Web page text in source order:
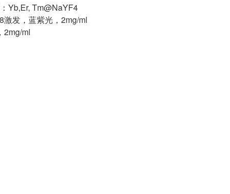
Yb,Er, Tm@NaYF4
发，蓝紫光，2mg/ml
2mg/ml